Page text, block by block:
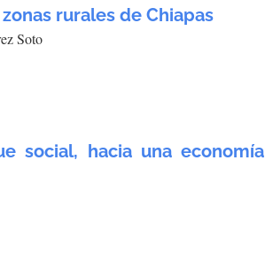
rurales de Chiapas
Soto
social, hacia una economía